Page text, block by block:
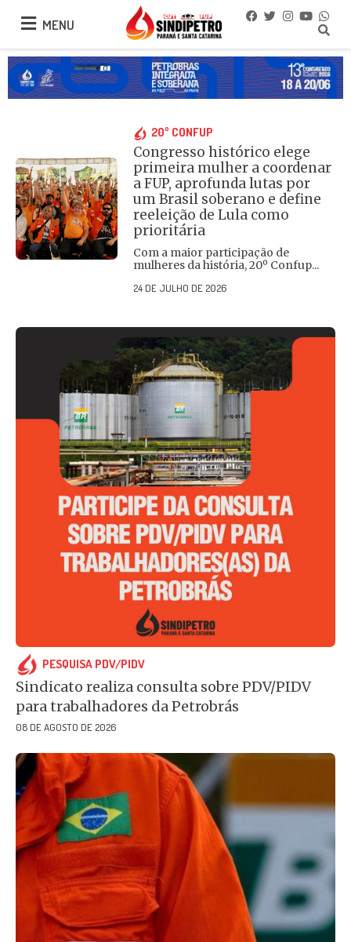
MENU
MENU
20º CONFUP
Congresso histórico elege
primeira mulher a coordenar
a FUP, aprofunda lutas por
um Brasil soberano e define
reeleição de Lula como
prioritária
Com a maior participação de
mulheres da história, 20º Confup...
24 DE JULHO DE 2026
PESQUISA PDV/PIDV
Sindicato realiza consulta sobre PDV/PIDV
para trabalhadores da Petrobrás
08 DE AGOSTO DE 2026